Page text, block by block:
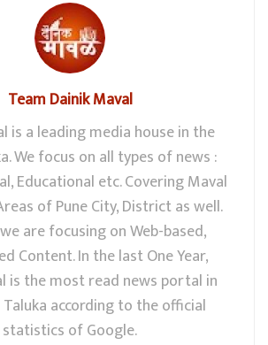
Team Dainik Maval
is a leading media house in the
We focus on all types of news :
Educational etc. Covering Maval
of Pune City, District as well.
are focusing on Web-based,
Content. In the last One Year,
is the most read news portal in
according to the official
statistics of Google.